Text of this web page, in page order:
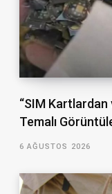
“SIM Kartlardan
Temalı
6 AĞUSTOS 2026